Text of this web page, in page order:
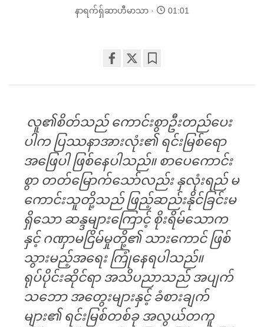
နာရက်ရှ်ဆာဟီမာသာ 01:01
on
လူ၏စိတ်သည် ကောင်းစွာဦးတည်ပေး
ပါက ပြဿနာအားလုံး၏ ရင်းမြစ်ရော
အဖြေပါ ဖြစ်နေပါသည်။ စာပေကောင်း
စွာ တတ်မြောက်သော်လည်း နှလုံးရည် မ
ကောင်းသူတို့သည် ဖြည့်ဆည်းနိုင်ခြင်းမ
ရှိသော ဆန္ဒများကြောင့် စိုးရိမ်သောက
နှင့် ဂဏှာမငြိမ်မှုတို့၏ သားကောင် ဖြစ်
သွားမည့်အရေး ကြုံနေရပါသည်။
ရုပ်ပိုင်းဆိုင်ရာ အသိပညာသည် အပျက်
သဘော အတွေးများနှင့် ခံစားချက်
များ၏ ရင်းမြစ်တစ်ခု အလွယ်တကူ